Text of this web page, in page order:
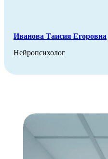
Иванова Таисия Егоровна
Нейропсихолог